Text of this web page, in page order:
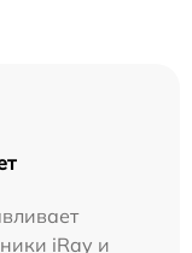
iRay и